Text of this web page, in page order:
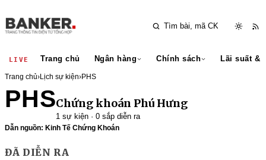
LIVE Trang chủ Ngân hàng Chính sách Lãi suất &
Trang chủ›Lịch sự kiện›PHS
PHSChứng khoán Phú Hưng
1 sự kiện · 0 sắp diễn ra
Dẫn nguồn: Kinh Tế Chứng Khoán
ĐÃ DIỄN RA